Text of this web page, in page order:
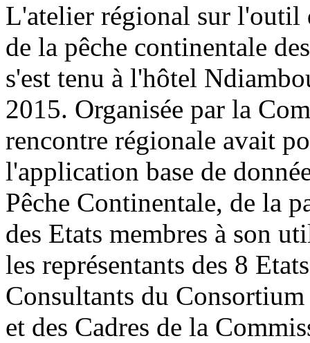
L'atelier régional sur l'outil
de la pêche continentale
s'est tenu à l'hôtel
2015. Organisée par la
rencontre régionale avait
l'application base de
Pêche Continentale, de la
des Etats membres à son
les représentants des 8
Consultants du
et des Cadres de la